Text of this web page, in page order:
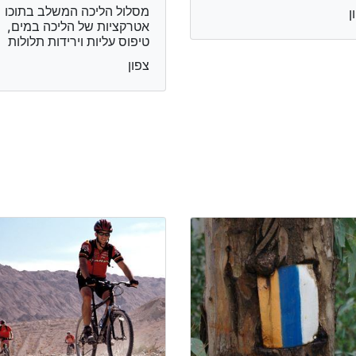
מסלול הליכה המשלב בתוכו
אטרקציות של הליכה במים,
טיפוס עליות וירידות תלולות
צפון